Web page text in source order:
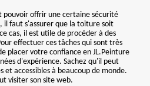
pouvoir offrir une certaine sécurité
il faut s'assurer que la toiture soit
cas, il est utile de procéder à des
effectuer ces tâches qui sont très
placer votre confiance en JL.Peinture
d'expérience. Sachez qu'il peut
et accessibles à beaucoup de monde.
visiter son site web.